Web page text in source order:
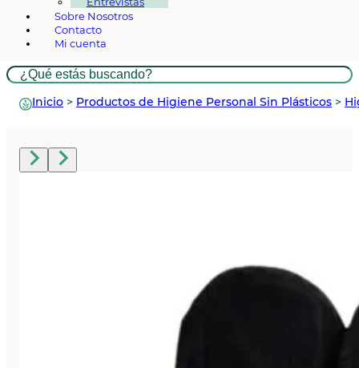
Sobre Nosotros
Contacto
Mi cuenta
Buscar
Inicio > Productos de Higiene Personal Sin Plásticos >